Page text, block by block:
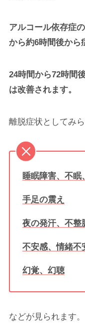
アルコール依存症
から約6時間後から
24時間から72時間
は改善されます。
離脱症状としてみ
睡眠障害、不眠
手足の震え
夜の発汗、不整
不安感、情緒不
幻覚、幻聴
などが見られます。